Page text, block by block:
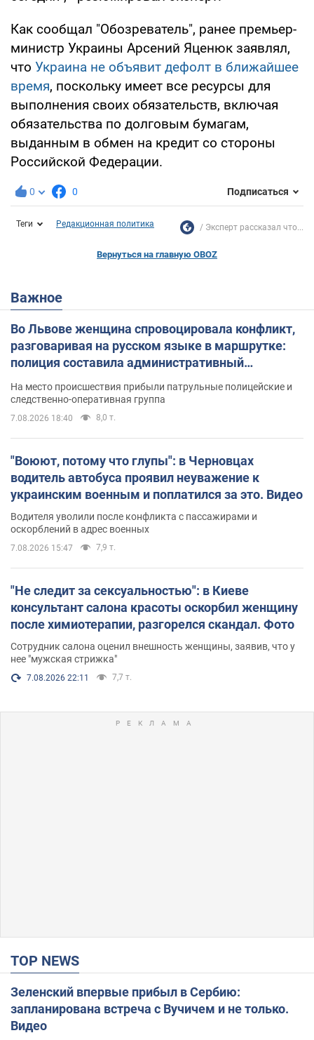
Как сообщал "Обозреватель", ранее премьер-
министр Украины Арсений Яценюк заявлял,
что Украина не объявит дефолт в ближайшее
время, поскольку имеет все ресурсы для
выполнения своих обязательств, включая
обязательства по долговым бумагам,
выданным в обмен на кредит со стороны
Российской Федерации.
0 0 Подписаться
Теги Редакционная политика Эксперт рассказал что...
Вернуться на главную OBOZ
Важное
Во Львове женщина спровоцировала конфликт,
разговаривая на русском языке в маршрутке:
полиция составила административный
На место происшествия прибыли патрульные полицейские и
следственно-оперативная группа
7.08.2026 18:40 8,0 т.
"Воюют, потому что глупы": в Черновцах
водитель автобуса проявил неуважение к
украинским военным и поплатился за это. Видео
Водителя уволили после конфликта с пассажирами и
оскорблений в адрес военных
7.08.2026 15:47 7,9 т.
"Не следит за сексуальностью": в Киеве
консультант салона красоты оскорбил женщину
после химиотерапии, разгорелся скандал. Фото
Сотрудник салона оценил внешность женщины, заявив, что у
нее "мужская стрижка"
7.08.2026 22:11 7,7 т.
TOP NEWS
Зеленский впервые прибыл в Сербию:
запланирована встреча с Вучичем и не только.
Видео